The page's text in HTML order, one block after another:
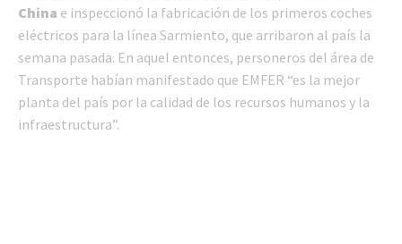
China e inspeccionó la fabricación de los primeros coches
eléctricos para la línea Sarmiento, que arribaron al país la
semana pasada. En aquel entonces, personeros del área de
Transporte habían manifestado que EMFER “es la mejor
planta del país por la calidad de los recursos humanos y la
infraestructura”.